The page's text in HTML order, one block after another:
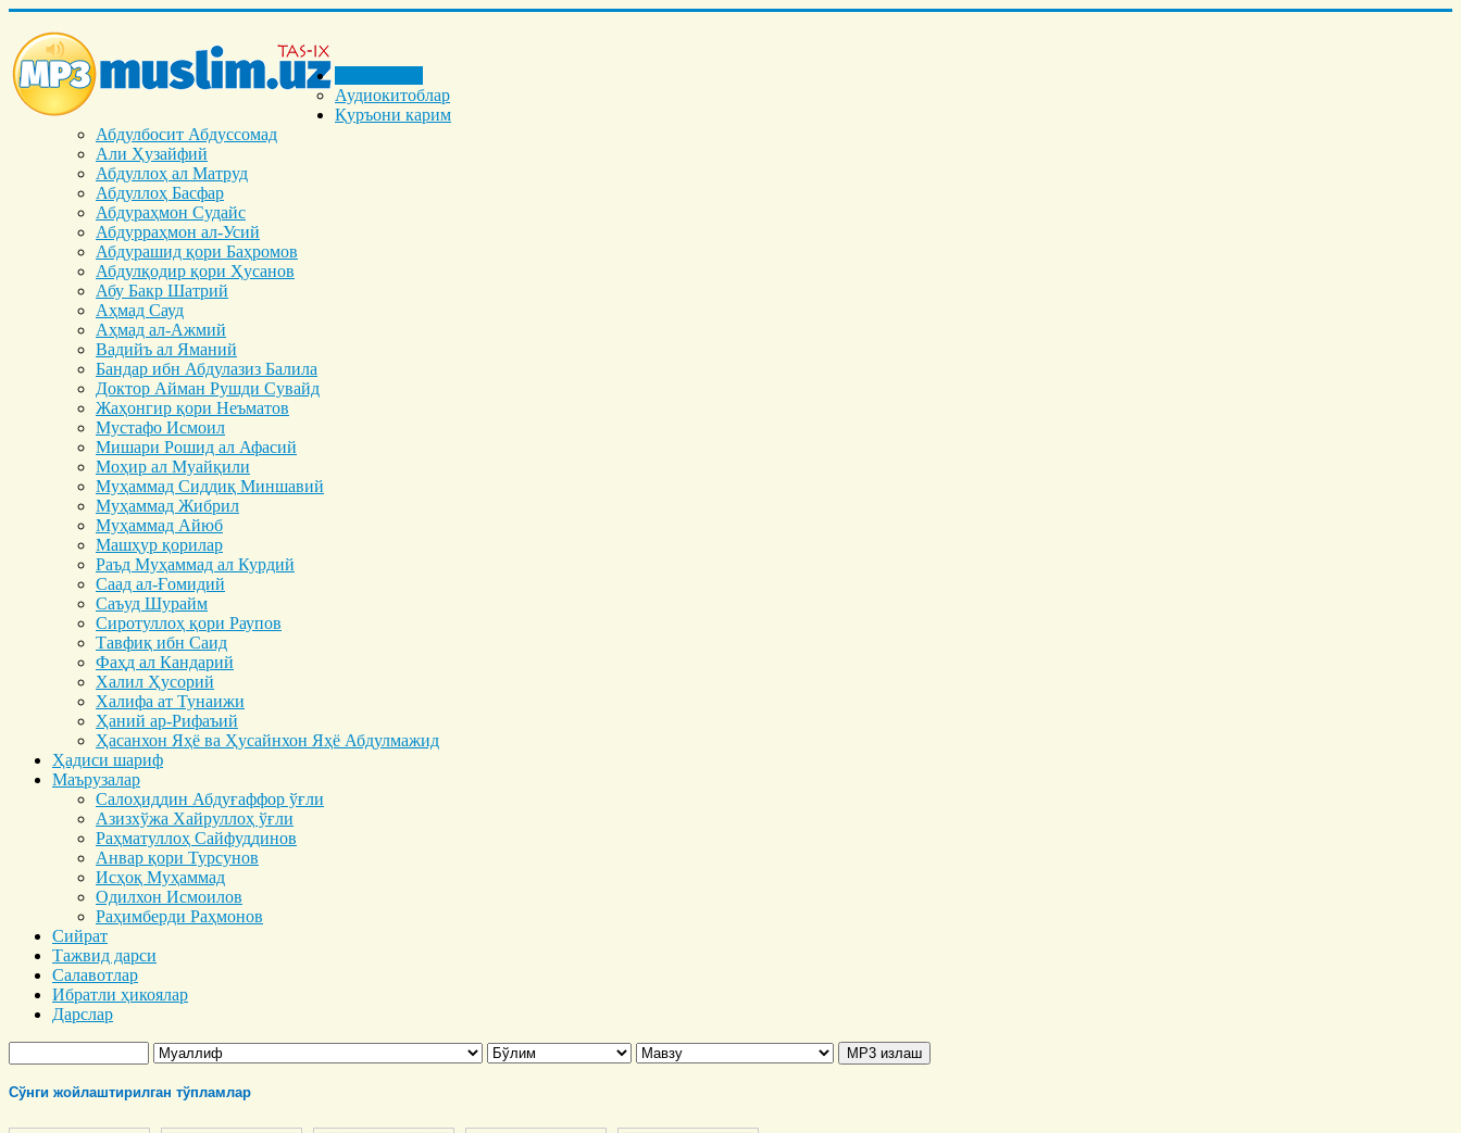
Аудиокитоблар
Қуръони карим
Абдулбосит Абдуссомад
Али Ҳузайфий
Абдуллоҳ ал Матруд
Абдуллоҳ Басфар
Абдураҳмон Судайс
Абдурраҳмон ал-Усий
Абдурашид қори Баҳромов
Абдулқодир қори Ҳусанов
Абу Бакр Шатрий
Аҳмад Сауд
Аҳмад ал-Ажмий
Вадийъ ал Яманий
Бандар ибн Абдулазиз Балила
Доктор Айман Рушди Сувайд
Жаҳонгир қори Неъматов
Мустафо Исмоил
Мишари Рошид ал Афасий
Моҳир ал Муайқили
Муҳаммад Cиддиқ Миншавий
Муҳаммад Жибрил
Муҳаммад Айюб
Машҳур қорилар
Раъд Муҳаммад ал Курдий
Саад ал-Ғомидий
Саъуд Шурайм
Сиротуллоҳ қори Раупов
Тавфиқ ибн Саид
Фаҳд ал Кандарий
Халил Ҳусорий
Халифа ат Тунаижи
Ҳаний ар-Рифаъий
Ҳасанхон Яҳё ва Ҳусайнхон Яҳё Абдулмажид
Ҳадиси шариф
Маърузалар
Салоҳиддин Абдуғаффор ўғли
Азизхўжа Хайруллоҳ ўғли
Раҳматуллоҳ Сайфуддинов
Анвар қори Турсунов
Исҳоқ Муҳаммад
Одилхон Исмоилов
Раҳимберди Раҳмонов
Сийрат
Тажвид дарси
Салавотлар
Ибратли ҳикоялар
Дарслар
Сўнги жойлаштирилган тўпламлар